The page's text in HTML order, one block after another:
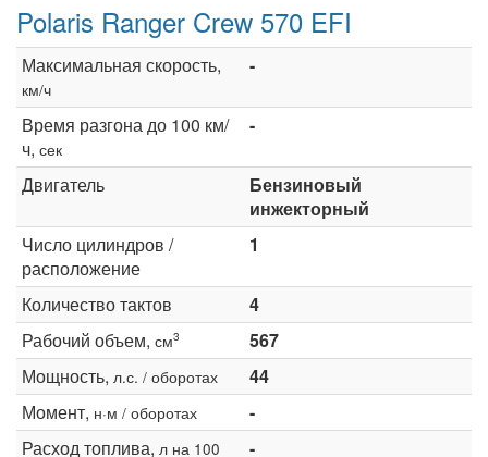
Polaris Ranger Crew 570 EFI
Максимальная скорость,
км/ч
-
Время разгона до 100 км/
ч, сек
-
Двигатель
Бензиновый
инжекторный
Число цилиндров /
расположение
1
Количество тактов
4
Рабочий объем, см3
567
Мощность, л.с. / оборотах
44
Момент, н·м / оборотах
-
Расход топлива, л на 100
-